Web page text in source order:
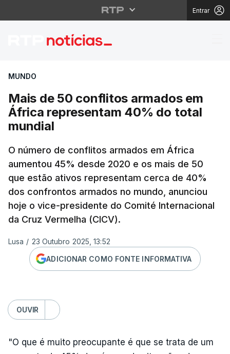
Entrar
Mais de 50 conflitos
MUNDO
Mais de 50 conflitos armados em
África representam 40% do total
mundial
O número de conflitos armados em África
aumentou 45% desde 2020 e os mais de 50
que estão ativos representam cerca de 40%
dos confrontos armados no mundo, anunciou
hoje o vice-presidente do Comité Internacional
da Cruz Vermelha (CICV).
Lusa / 23 Outubro 2025, 13:52
ADICIONAR COMO FONTE INFORMATIVA
OUVIR
"O que é muito preocupante é que se trata de um